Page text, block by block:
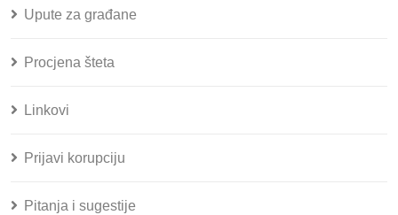
Upute za građane
Procjena šteta
Linkovi
Prijavi korupciju
Pitanja i sugestije